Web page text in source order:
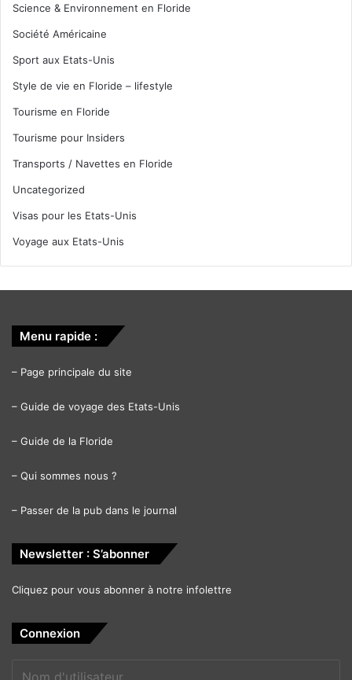
Science & Environnement en Floride
Société Américaine
Sport aux Etats-Unis
Style de vie en Floride – lifestyle
Tourisme en Floride
Tourisme pour Insiders
Transports / Navettes en Floride
Uncategorized
Visas pour les Etats-Unis
Voyage aux Etats-Unis
Menu rapide :
– Page principale du site
– Guide de voyage des Etats-Unis
– Guide de la Floride
– Qui sommes nous ?
– Passer de la pub dans le journal
Newsletter : S’abonner
Cliquez pour vous abonner à notre infolettre
Connexion